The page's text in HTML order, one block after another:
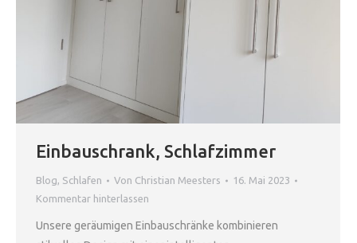
Einbauschrank, Schlafzimmer
Blog, Schlafen Von Christian Meesters
16. Mai 2023
Kommentar hinterlassen
Unsere geräumigen Einbauschränke kombinieren